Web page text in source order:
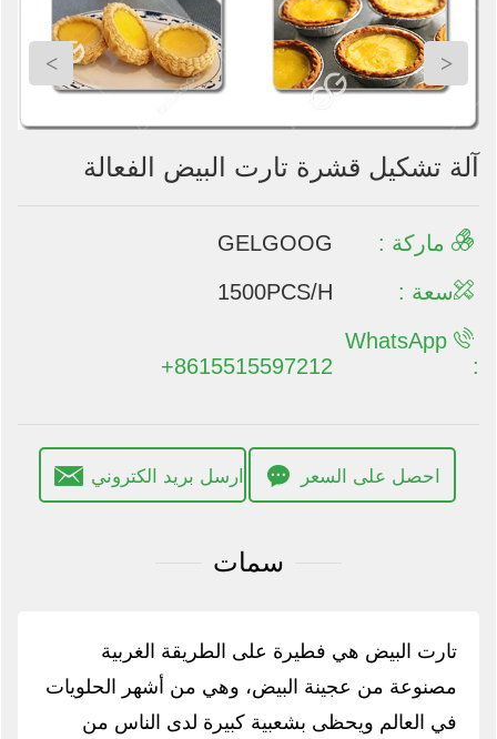
> <
آلة تشكيل قشرة تارت البيض الفعالة
ماركة :
GELGOOG
سعة :
1500PCS/H
WhatsApp
:
+8615515597212
احصل على السعر ارسل بريد الكتروني
سمات
تارت البيض هي فطيرة على الطريقة الغربية
مصنوعة من عجينة البيض، وهي من أشهر الحلويات
في العالم ويحظى بشعبية كبيرة لدى الناس من